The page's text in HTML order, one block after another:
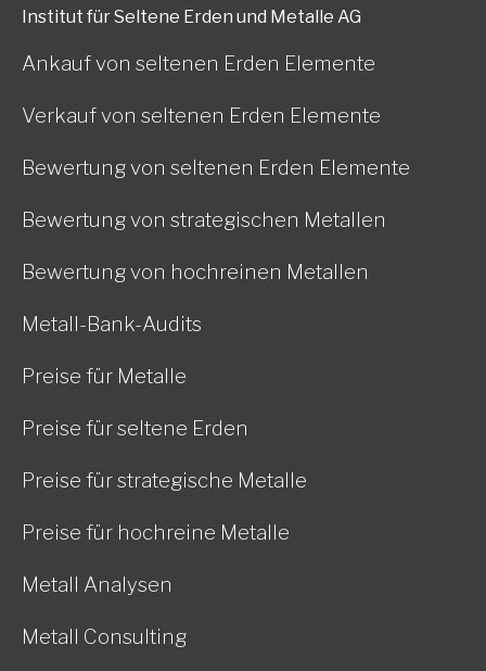
Institut für Seltene Erden und Metalle AG
Ankauf von seltenen Erden Elemente
Verkauf von seltenen Erden Elemente
Bewertung von seltenen Erden Elemente
Bewertung von strategischen Metallen
Bewertung von hochreinen Metallen
Metall-Bank-Audits
Preise für Metalle
Preise für seltene Erden
Preise für strategische Metalle
Preise für hochreine Metalle
Metall Analysen
Metall Consulting